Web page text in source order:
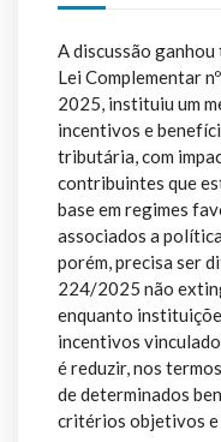
A discussão
Lei Complementar
2025, instituiu um
incentivos e
tributária, com
contribuintes que
base em regimes
associados a
porém, precisa ser
224/2025 não
enquanto
incentivos
é reduzir, nos
de determinados
critérios objetivos e